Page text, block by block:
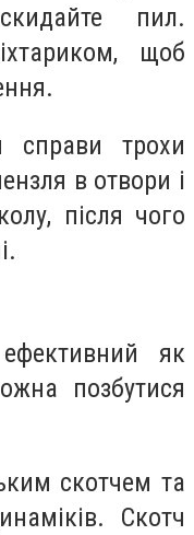
пил.
щоб
справи трохи
в отвори і
після чого
як
позбутися
скотчем та
Скотч